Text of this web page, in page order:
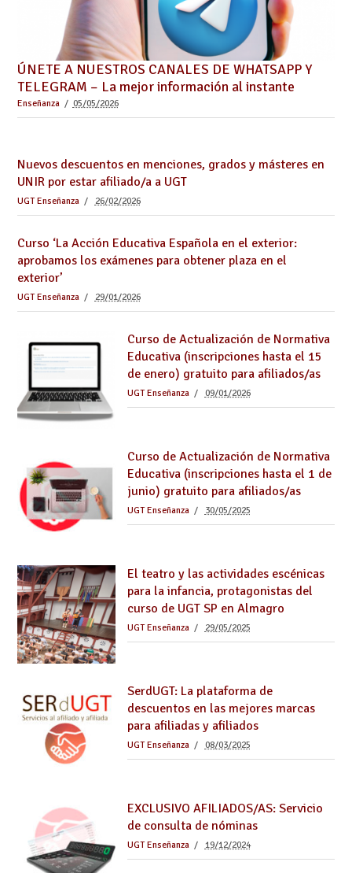
ÚNETE A NUESTROS CANALES DE WHATSAPP Y
TELEGRAM – La mejor información al instante
Enseñanza 05/05/2026
Nuevos descuentos en menciones, grados y másteres en
UNIR por estar afiliado/a a UGT
UGT Enseñanza 26/02/2026
Curso ‘La Acción Educativa Española en el exterior:
aprobamos los exámenes para obtener plaza en el
exterior’
UGT Enseñanza 29/01/2026
Curso de Actualización de Normativa
Educativa (inscripciones hasta el 15
de enero) gratuito para afiliados/as
UGT Enseñanza 09/01/2026
Curso de Actualización de Normativa
Educativa (inscripciones hasta el 1 de
junio) gratuito para afiliados/as
UGT Enseñanza 30/05/2025
El teatro y las actividades escénicas
para la infancia, protagonistas del
curso de UGT SP en Almagro
UGT Enseñanza 29/05/2025
SerdUGT: La plataforma de
descuentos en las mejores marcas
para afiliadas y afiliados
UGT Enseñanza 08/03/2025
EXCLUSIVO AFILIADOS/AS: Servicio
de consulta de nóminas
UGT Enseñanza 19/12/2024